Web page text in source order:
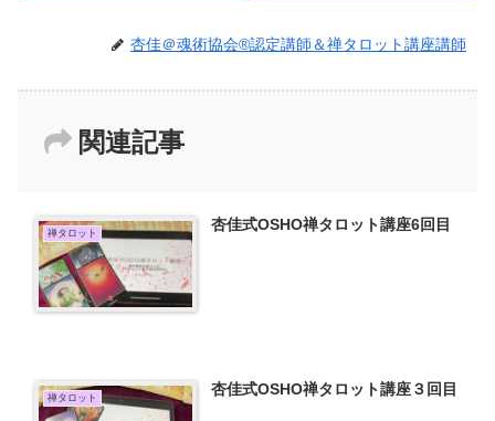
杏佳＠魂術協会®認定講師＆禅タロット講座講師
関連記事
禅タロット 杏佳式OSHO禅タロット講座6回目
禅タロット 杏佳式OSHO禅タロット講座３回目